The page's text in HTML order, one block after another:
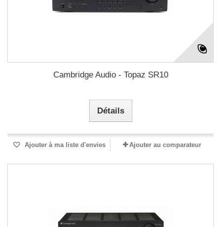
Cambridge Audio - Topaz SR10
Détails
Ajouter à ma liste d'envies Ajouter au comparateur